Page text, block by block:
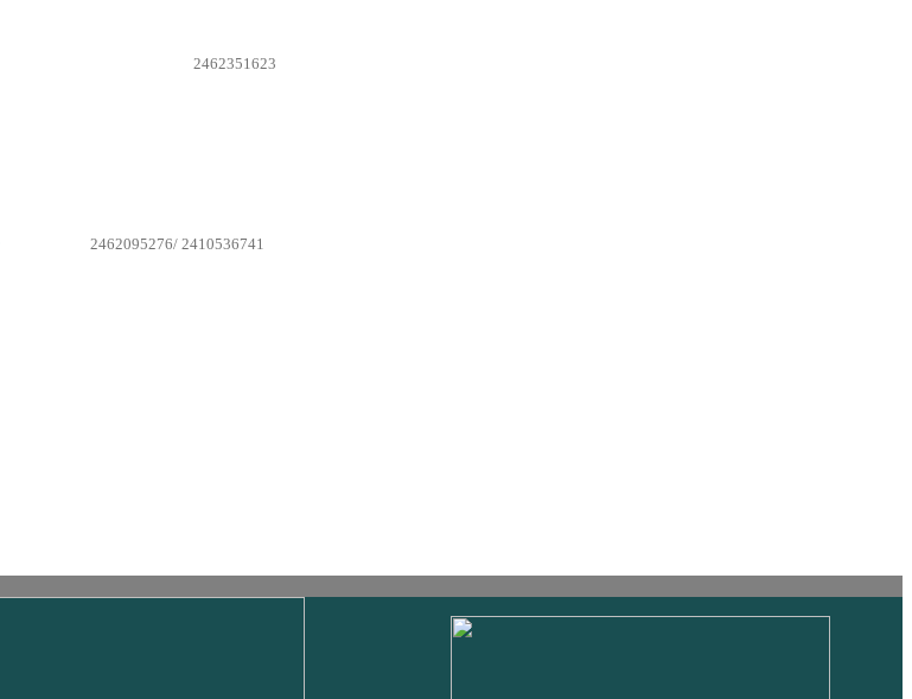
2462351623
2462095276/ 2410536741